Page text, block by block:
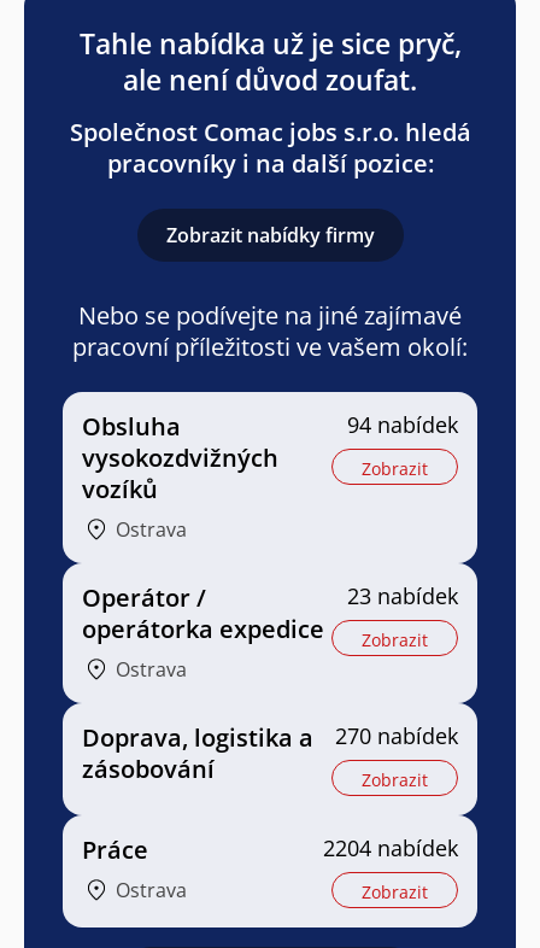
Tahle nabídka už je sice pryč,
ale není důvod zoufat.
Společnost Comac jobs s.r.o. hledá
pracovníky i na další pozice:
Zobrazit nabídky firmy
Nebo se podívejte na jiné zajímavé
pracovní příležitosti ve vašem okolí:
Obsluha
vysokozdvižných
vozíků
Ostrava
94 nabídek
Zobrazit
Operátor /
operátorka expedice
Ostrava
23 nabídek
Zobrazit
Doprava, logistika a
zásobování
270 nabídek
Zobrazit
Práce
Ostrava
2204 nabídek
Zobrazit